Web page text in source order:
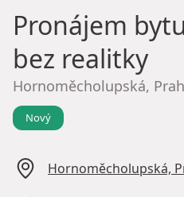
Pronájem bytu
bez realitky
Hornoměcholupská,
Nový
Hornoměcholupská,